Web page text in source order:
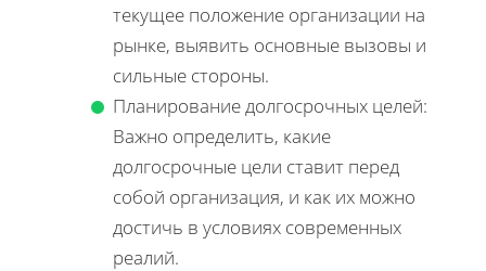
текущее положение организации на
рынке, выявить основные вызовы и
сильные стороны.
Планирование долгосрочных целей:
Важно определить, какие
долгосрочные цели ставит перед
собой организация, и как их можно
достичь в условиях современных
реалий.